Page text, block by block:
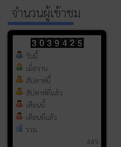
จำนวนผู้เข้าชม
วันนี้
เมื่อวาน
สัปดาห์นี้
สัปดาห์ที่แล้ว
เดือนนี้
เดือนที่แล้ว
รวม
449